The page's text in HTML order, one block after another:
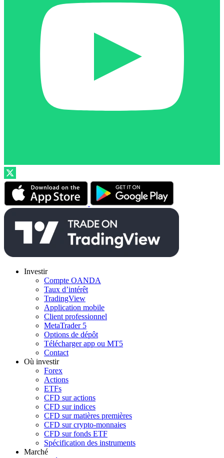
Investir
Compte OANDA
Taux d’intérêt
TradingView
Application mobile
Client professionnel
MetaTrader 5
Options de dépôt
Télécharger app ou MT5
Contact
Où investir
Forex
Actions
ETFs
CFD sur actions
CFD sur indices
CFD sur matières premières
CFD sur crypto-monnaies
CFD sur fonds ETF
Spécification des instruments
Marché